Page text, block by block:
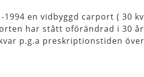
en vidbyggd carport ( 30
har stått oförändrad i 30
p.g.a preskriptionstiden